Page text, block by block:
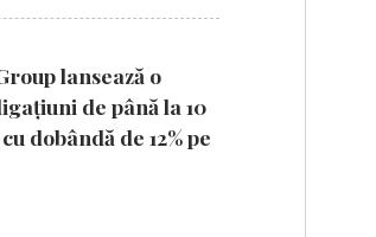
lansează o
de până la 10
dobândă de 12% pe